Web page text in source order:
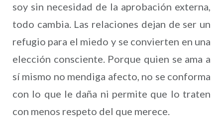
soy sin necesidad de la aprobación externa,
todo cambia. Las relaciones dejan de ser un
refugio para el miedo y se convierten en una
elección consciente. Porque quien se ama a
sí mismo no mendiga afecto, no se conforma
con lo que le daña ni permite que lo traten
con menos respeto del que merece.